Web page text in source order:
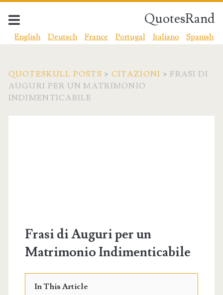
QuotesRand
English Deutsch France Portugal Italiano Spanish
QUOTESKULL POSTS > CITAZIONI >FRASI DI
AUGURI PER UN MATRIMONIO
INDIMENTICABILE
Frasi di Auguri per un
Matrimonio Indimenticabile
In This Article